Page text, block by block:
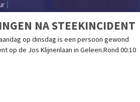
NA STEEKINCIDENT
op dinsdag is een persoon gewond
op de Jos Klijnenlaan in Geleen.Rond 00:10